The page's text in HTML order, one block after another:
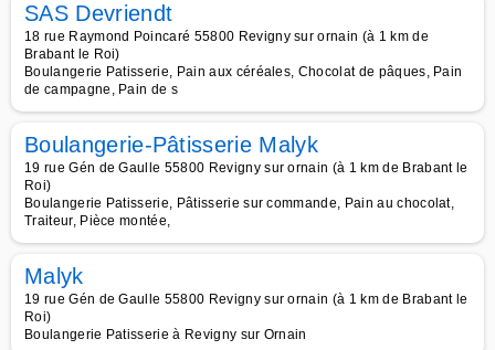
SAS Devriendt
18 rue Raymond Poincaré 55800 Revigny sur ornain (à 1 km de
Brabant le Roi)
Boulangerie Patisserie, Pain aux céréales, Chocolat de pâques, Pain
de campagne, Pain de s
Boulangerie-Pâtisserie Malyk
19 rue Gén de Gaulle 55800 Revigny sur ornain (à 1 km de Brabant le
Roi)
Boulangerie Patisserie, Pâtisserie sur commande, Pain au chocolat,
Traiteur, Pièce montée,
Malyk
19 rue Gén de Gaulle 55800 Revigny sur ornain (à 1 km de Brabant le
Roi)
Boulangerie Patisserie à Revigny sur Ornain